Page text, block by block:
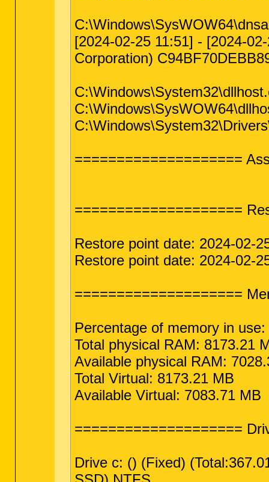
[2024-02-25 11:51] - [2024-
Corporation)
====================
====================
Restore point date: 2024-02-
Restore point date: 2024-02-
====================
Percentage of memory in use:
Total physical RAM: 8173.21
Available physical RAM:
Total Virtual: 8173.21 MB
Available Virtual: 7083.71 MB
====================
Drive c: () (Fixed)